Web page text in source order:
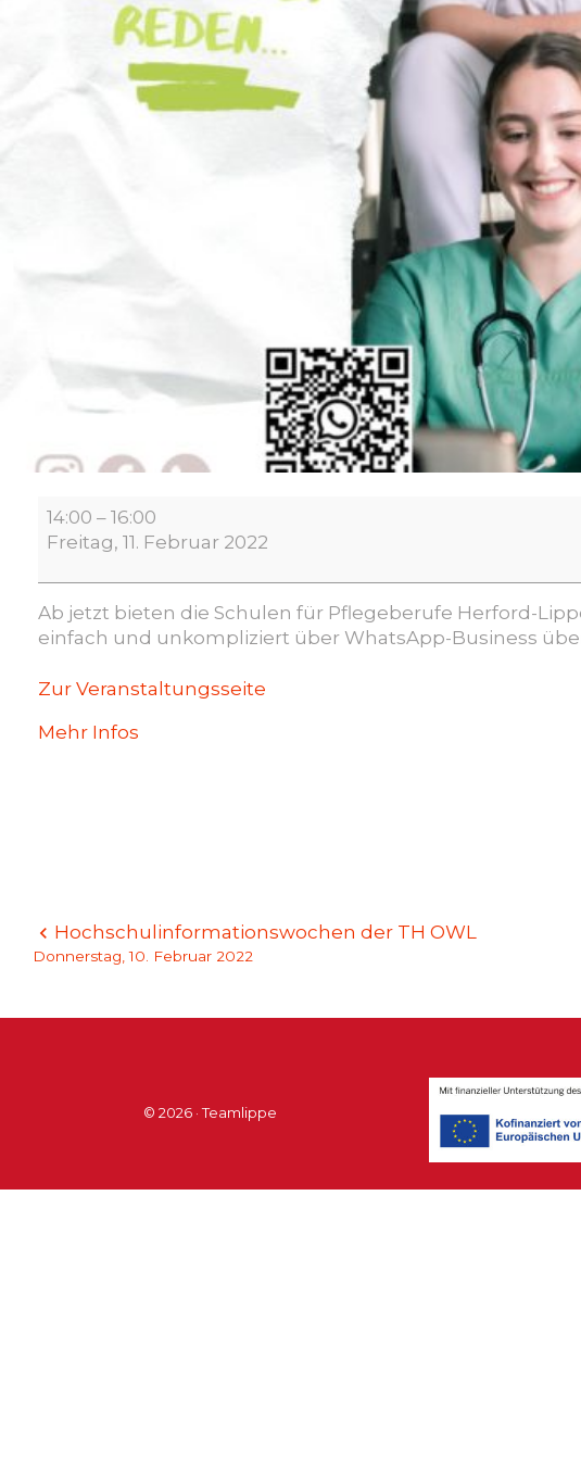
WhatsApp-
Pflegeinfo
14:00 – 16:00
Freitag, 11. Februar 2022
Ab jetzt bieten die Schulen für Pflegeberufe Herford-
einfach und unkompliziert über WhatsApp-Business
Zur Veranstaltungsseite
Mehr Infos
Beitragsnavigation
Hochschulinformationswochen der TH OWL
Donnerstag, 10. Februar 2022
© 2026 · Teamlippe